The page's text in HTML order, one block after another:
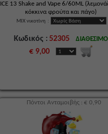
ICE 13 Shake and Vape 6/60ML
κόκκινα φρούτα και πάγο)
MIX νικοτίνη :
Κωδικός : 52305 ΔΙΑΘΕΣΙΜΟ
€ 9,00
Πόντοι Ανταμοιβής : € 0,90